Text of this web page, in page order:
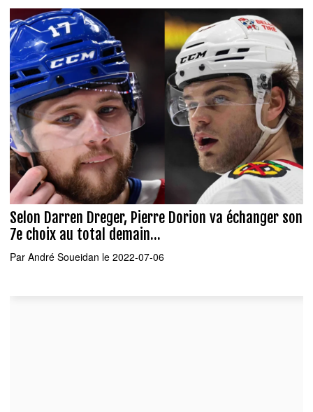
Selon Darren Dreger, Pierre Dorion va échanger son
7e choix au total demain...
Par André Soueidan le 2022-07-06